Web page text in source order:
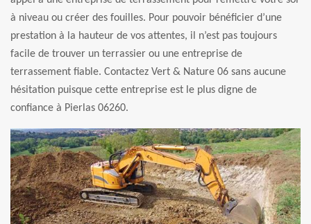
à niveau ou créer des fouilles. Pour pouvoir bénéficier d’une
prestation à la hauteur de vos attentes, il n’est pas toujours
facile de trouver un terrassier ou une entreprise de
terrassement fiable. Contactez Vert & Nature 06 sans aucune
hésitation puisque cette entreprise est le plus digne de
confiance à Pierlas 06260.